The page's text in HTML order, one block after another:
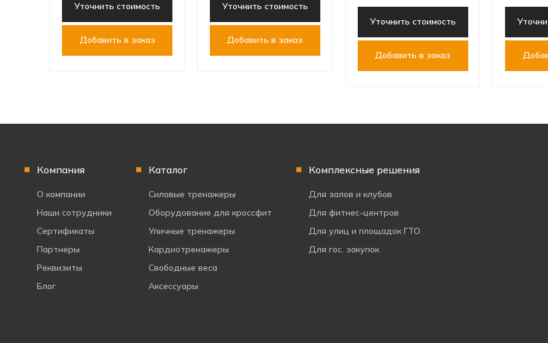
Уточнить стоимость
Добавить в заказ
Уточнить стоимость
Добавить в заказ
Уточнить стоимость
Добавить в заказ
Компания
О компании
Наши сотрудники
Сертификаты
Партнеры
Реквизиты
Блог
Каталог
Силовые тренажеры
Оборудование для кроссфит
Уличные тренажеры
Кардиотренажеры
Свободные веса
Аксессуары
Комплексные решения
Для залов и клубов
Для фитнес-центров
Для улиц и площадок ГТО
Для гос. закупок